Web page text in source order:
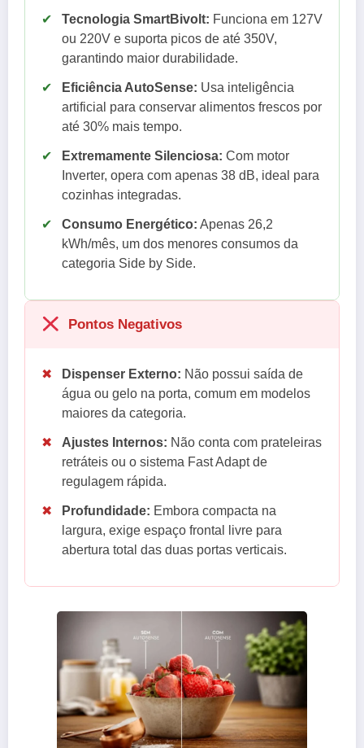
✔ Tecnologia SmartBivolt: Funciona em 127V
ou 220V e suporta picos de até 350V,
garantindo maior durabilidade.
✔ Eficiência AutoSense: Usa inteligência
artificial para conservar alimentos frescos por
até 30% mais tempo.
✔ Extremamente Silenciosa: Com motor
Inverter, opera com apenas 38 dB, ideal para
cozinhas integradas.
✔ Consumo Energético: Apenas 26,2
kWh/mês, um dos menores consumos da
categoria Side by Side.
Pontos Negativos
✖ Dispenser Externo: Não possui saída de
água ou gelo na porta, comum em modelos
maiores da categoria.
✖ Ajustes Internos: Não conta com prateleiras
retráteis ou o sistema Fast Adapt de
regulagem rápida.
✖ Profundidade: Embora compacta na
largura, exige espaço frontal livre para
abertura total das duas portas verticais.